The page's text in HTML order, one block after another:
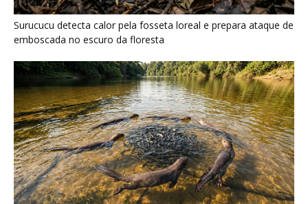
Surucucu detecta calor pela fosseta loreal e prepara ataque de
emboscada no escuro da floresta